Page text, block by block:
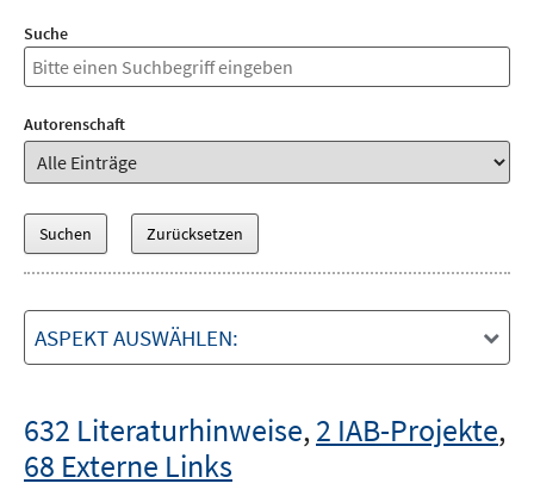
Suche
Autorenschaft
ASPEKT AUSWÄHLEN:
632 Literaturhinweise,2 IAB-Projekte,
68 Externe Links